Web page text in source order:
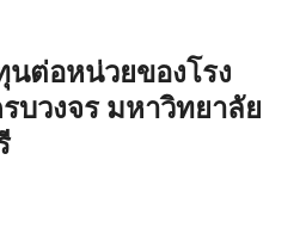
นต่อหน่วยของโรง
บวงจร มหาวิทยาลัย